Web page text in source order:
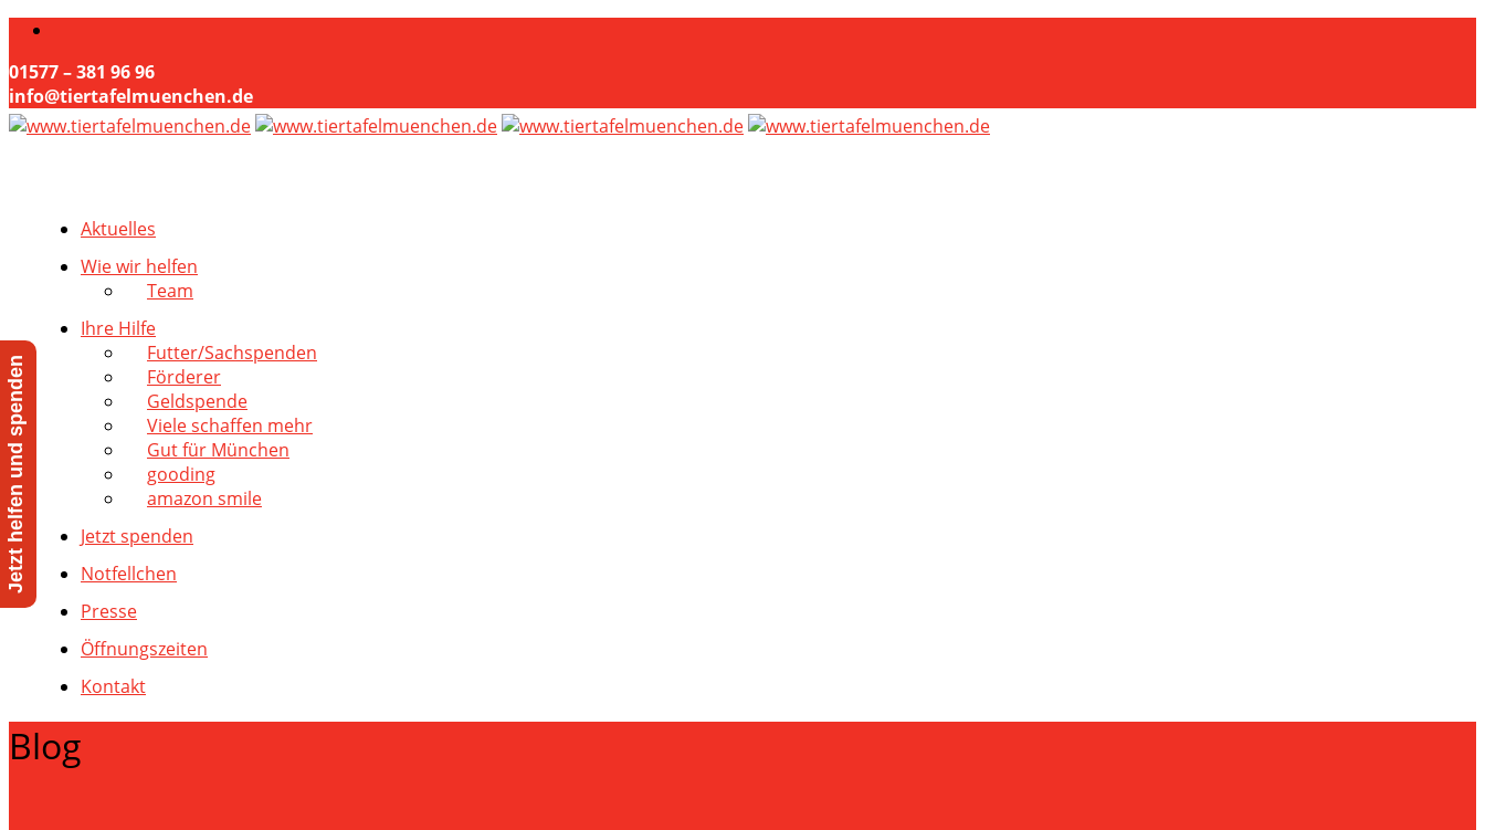
01577 – 381 96 96
info@tiertafelmuenchen.de
Aktuelles
Wie wir helfen
Team
Ihre Hilfe
Futter/Sachspenden
Förderer
Geldspende
Viele schaffen mehr
Gut für München
gooding
amazon smile
Jetzt spenden
Notfellchen
Presse
Öffnungszeiten
Kontakt
Blog
Jetzt helfen und spenden